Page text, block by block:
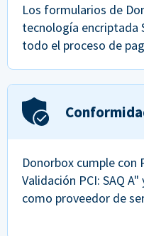
Los formularios de
tecnología encriptada
todo el proceso de
Donorbox cumple con
Validación PCI: SAQ
como proveedor de